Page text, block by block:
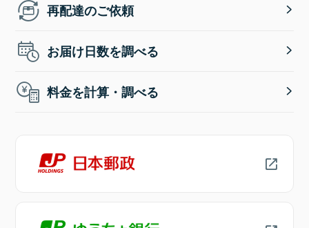
再配達のご依頼
お届け日数を調べる
料金を計算・調べる